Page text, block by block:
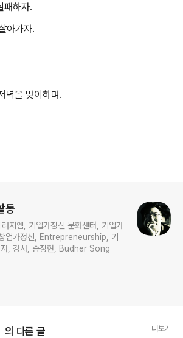
패하자.
아가자.
녁을 맞이하며.
동
지엠, 기업가정신 문화센터, 기업가
업가정신, Entrepreneurship, 기
자, 강사, 송정현, Budher Song
의 다른 글 더보기